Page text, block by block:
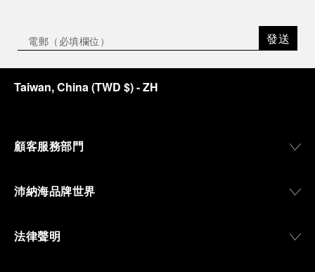
發送
Taiwan, China(TWD $)- ZH
顧客服務部門
沛納海品牌世界
法律聲明